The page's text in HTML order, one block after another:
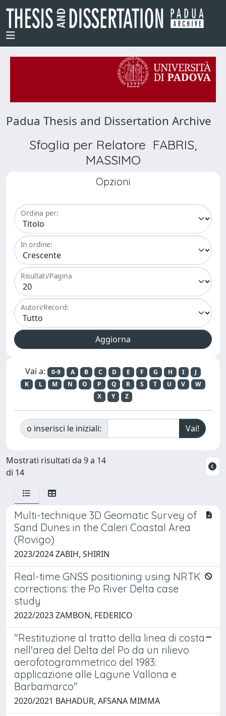
Padua Thesis and Dissertation Archive
Sfoglia per Relatore FABRIS,
MASSIMO
Opzioni
Ordina per:
In ordine:
Risultati/Pagina
Autori/Record:
Vai a: 0-9 A B C D E F G H I
J
K
L M N O P Q R S T U V
W
X
Y Z
o inserisci le iniziali:
Mostrati risultati da 9 a 14
di 14
Multi-technique 3D Geomatic Survey of
Sand Dunes in the Caleri Coastal Area
(Rovigo)
2023/2024 ZABIH, SHIRIN
Real-time GNSS positioning using NRTK
corrections: the Po River Delta case
study
2022/2023 ZAMBON, FEDERICO
"Restituzione al tratto della linea di costa
nell'area del Delta del Po da un rilievo
aerofotogrammetrico del 1983:
applicazione alle Lagune Vallona e
Barbamarco"
2020/2021 BAHADUR, AFSANA MIMMA